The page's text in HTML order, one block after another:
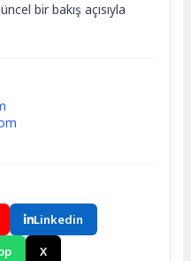
bir bakış açısıyla
Linkedin
X